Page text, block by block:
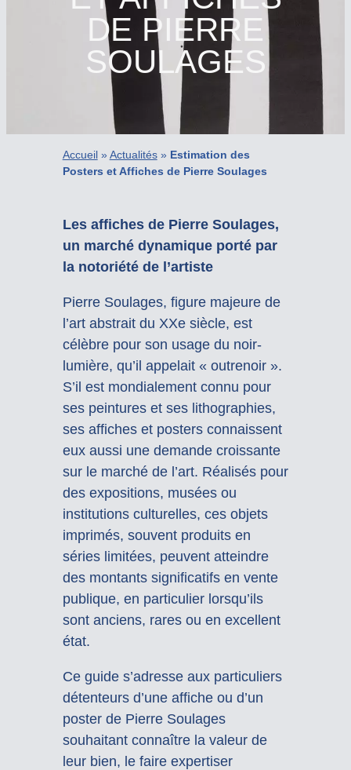
DE PIERRE
SOULAGES
Accueil»Actualités» Estimation des
Posters et Affiches de Pierre Soulages
Les affiches de Pierre Soulages,
un marché dynamique porté par
la notoriété de l’artiste
Pierre Soulages, figure majeure de
l’art abstrait du XXe siècle, est
célèbre pour son usage du noir-
lumière, qu’il appelait « outrenoir ».
S’il est mondialement connu pour
ses peintures et ses lithographies,
ses affiches et posters connaissent
eux aussi une demande croissante
sur le marché de l’art. Réalisés pour
des expositions, musées ou
institutions culturelles, ces objets
imprimés, souvent produits en
séries limitées, peuvent atteindre
des montants significatifs en vente
publique, en particulier lorsqu’ils
sont anciens, rares ou en excellent
état.
Ce guide s’adresse aux particuliers
détenteurs d’une affiche ou d’un
poster de Pierre Soulages
souhaitant connaître la valeur de
leur bien, le faire expertiser